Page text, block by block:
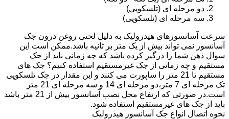
دو مرحله ای (تلسکوپی)
سه مرحله ای (تلسکوپی)
سرعت آسانسورهای هیدرولیک به دلیل لختی روغن درون جک
آسانسور نمی تواند بیش از یک متر بر ثانیه باشد.ممکن است این
سوال ذهن شما را درگیر کرده باشد که چه زمانی باید از جک
مستقیم و چه زمانی از جک غیرمستقیم استفاده کنیم؟ جک های
مستقیم تا 21 متر را ساپورت می کنند و این مقدار در جک تلسکوپی
تک مرحله ای 7 متر،دو مرحله ای 14 و سه مرحله ای 21 متر
است.در صورتی که ارتفاع محل نصب آسانسور بیش از 21 متر باشد
باید از جک های غیرمستقیم استفاده شود.
نحوه اتصال انواع جک آسانسور هیدرولیک